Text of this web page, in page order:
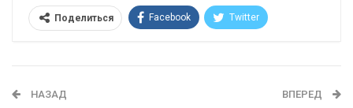
Поделиться Facebook Twitter
НАЗАД ВПЕРЕД